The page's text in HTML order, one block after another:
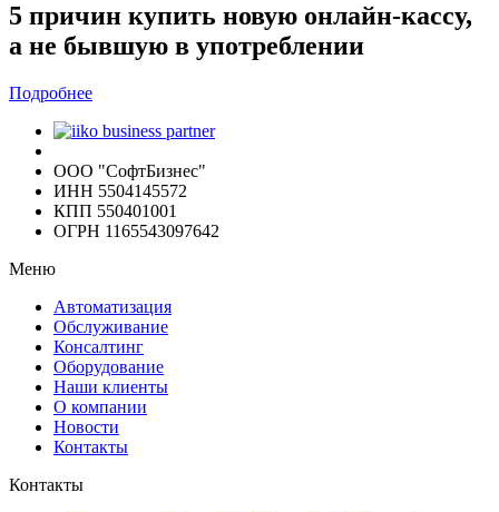
5 причин купить новую онлайн-кассу,
а не бывшую в употреблении
Подробнее
ООО "СофтБизнес"
ИНН 5504145572
КПП 550401001
ОГРН 1165543097642
Меню
Автоматизация
Обслуживание
Консалтинг
Оборудование
Наши клиенты
О компании
Новости
Контакты
Контакты